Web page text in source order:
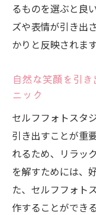
るものを選ぶと良
ズや表情が引き出
かりと反映されます
自然な笑顔を引
ニック
セルフフォトスタ
引き出すことが重
れるため、リラッ
を解すためには、
た、セルフフォト
作することができ